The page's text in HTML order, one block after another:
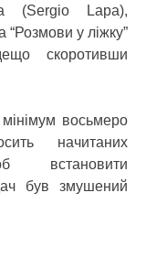
(Sergio Lapa),
“Розмови у ліжку”
скоротивши
восьмеро
начитаних
встановити
був змушений